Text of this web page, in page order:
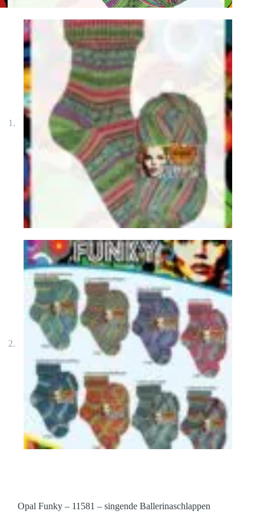
Opal Funky – 11581 – singende Ballerinaschlappen